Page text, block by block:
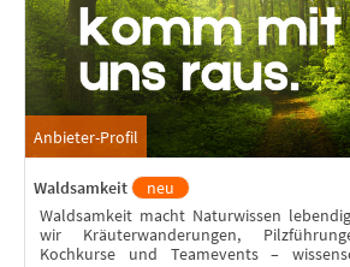
Anbieter-Profil
Waldsamkeit
neu
Waldsamkeit macht Naturwissen
wir Kräuterwanderungen,
Kochkurse und Teamevents –